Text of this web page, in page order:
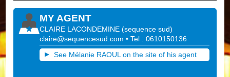
MY AGENT
CLAIRE LACONDEMINE (sequence sud)
claire@sequencesud.com • Tel : 0610150136
See Mélanie RAOUL on the site of his agent